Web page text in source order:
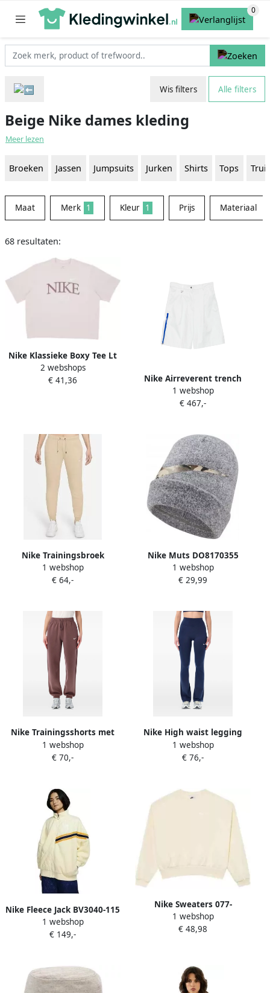
Wis filters Alle filters
Beige Nike dames kleding
Meer lezen
Broeken Jassen Jumpsuits Jurken Shirts Tops
Maat Merk 1 Kleur 1 Prijs Materiaal
68 resultaten:
Nike Klassieke Boxy Tee Lt
Orewood Bruin Pink Dames
2 webshops
€ 41,36
Nike Airreverent trench
coat Beige
1 webshop
€ 467,-
Nike Trainingsbroek
DR6161206
1 webshop
€ 64,-
Nike Muts DO8170355
1 webshop
€ 29,99
Nike Trainingsshorts met
trekkoordsluiting en
logodetail Groen
1 webshop
€ 70,-
Nike High waist legging
met logodetail Blauw
1 webshop
€ 76,-
Nike Fleece Jack BV3040-115
1 webshop
€ 149,-
Nike Sweaters 077-
51463083721043
1 webshop
€ 48,98